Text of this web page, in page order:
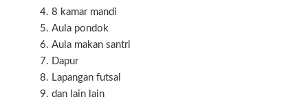
8 kamar mandi
Aula pondok
Aula makan santri
Dapur
Lapangan futsal
dan lain lain